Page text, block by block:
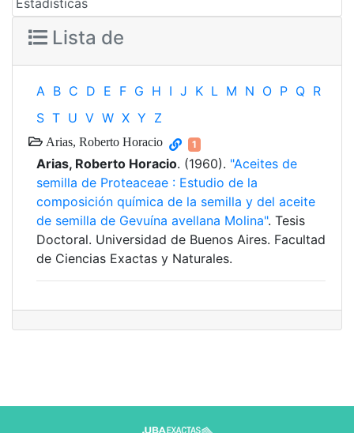
Estadísticas
Lista de
A B C D E F G H I J K L M N O P Q R
S T U V W X Y Z
Arias, Roberto Horacio 1
Arias, Roberto Horacio. (1960). "Aceites de
semilla de Proteaceae : Estudio de la
composición química de la semilla y del aceite
de semilla de Gevuína avellana Molina". Tesis
Doctoral. Universidad de Buenos Aires. Facultad
de Ciencias Exactas y Naturales.